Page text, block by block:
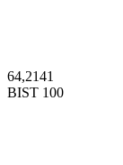
64,2141
BIST 100